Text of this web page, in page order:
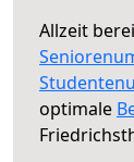
Allzeit
optimale